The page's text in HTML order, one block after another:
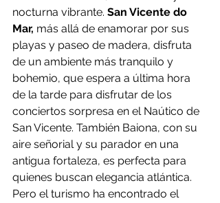
nocturna vibrante. San Vicente do
Mar, más allá de enamorar por sus
playas y paseo de madera, disfruta
de un ambiente más tranquilo y
bohemio, que espera a última hora
de la tarde para disfrutar de los
conciertos sorpresa en el Naútico de
San Vicente. También Baiona, con su
aire señorial y su parador en una
antigua fortaleza, es perfecta para
quienes buscan elegancia atlántica.
Pero el turismo ha encontrado el